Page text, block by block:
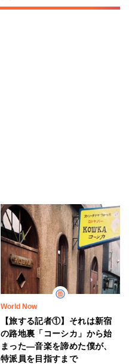
World Now
【旅する記者①】それは新宿
の路地裏「コーシカ」から始
まった―音楽を諦めた僕が、
特派員を目指すまで